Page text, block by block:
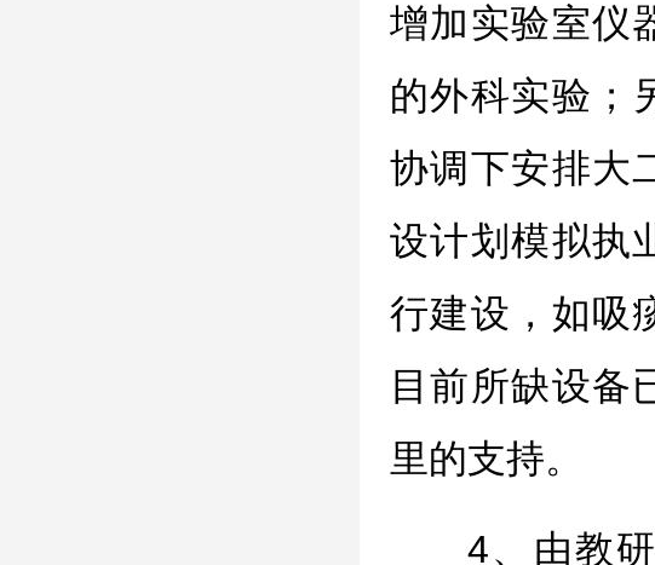
增加实验室仪
的外科实验；
协调下安排大
设计划模拟执
行建设，如吸
目前所缺设备
里的支持。
4、由教